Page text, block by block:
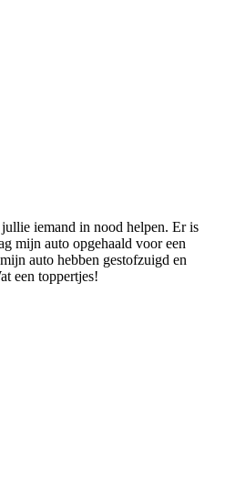
iemand in nood helpen. Er is
mijn auto opgehaald voor een
auto hebben gestofzuigd en
een toppertjes!